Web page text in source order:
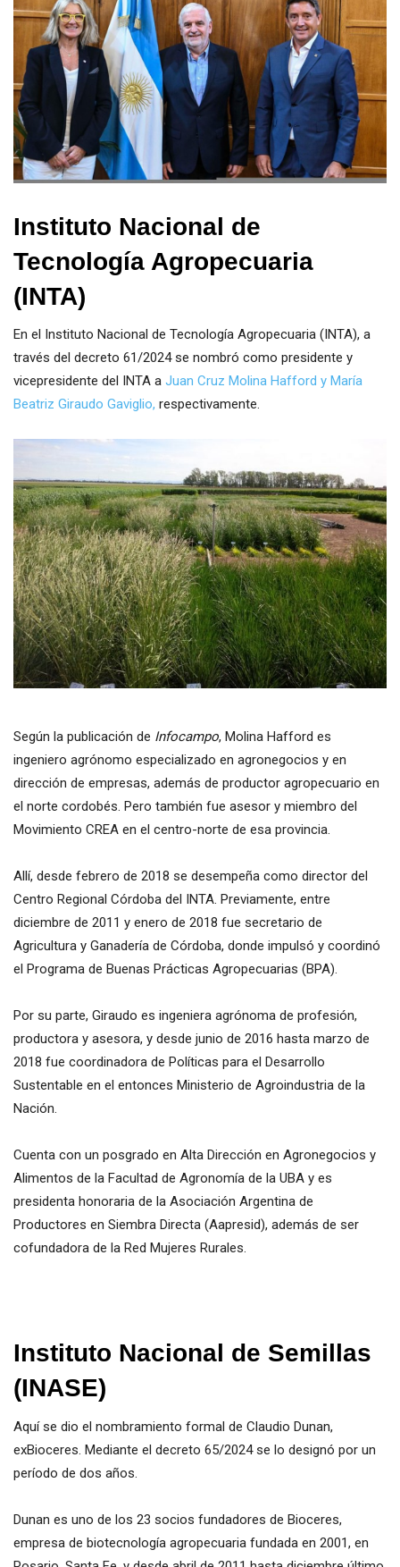
Instituto Nacional de
Tecnología Agropecuaria
(INTA)
En el Instituto Nacional de Tecnología Agropecuaria (INTA), a
través del decreto 61/2024 se nombró como presidente y
vicepresidente del INTA a Juan Cruz Molina Hafford y María
Beatriz Giraudo Gaviglio, respectivamente.
Según la publicación de Infocampo, Molina Hafford es
ingeniero agrónomo especializado en agronegocios y en
dirección de empresas, además de productor agropecuario en
el norte cordobés. Pero también fue asesor y miembro del
Movimiento CREA en el centro-norte de esa provincia.
Allí, desde febrero de 2018 se desempeña como director del
Centro Regional Córdoba del INTA. Previamente, entre
diciembre de 2011 y enero de 2018 fue secretario de
Agricultura y Ganadería de Córdoba, donde impulsó y coordinó
el Programa de Buenas Prácticas Agropecuarias (BPA).
Por su parte, Giraudo es ingeniera agrónoma de profesión,
productora y asesora, y desde junio de 2016 hasta marzo de
2018 fue coordinadora de Políticas para el Desarrollo
Sustentable en el entonces Ministerio de Agroindustria de la
Nación.
Cuenta con un posgrado en Alta Dirección en Agronegocios y
Alimentos de la Facultad de Agronomía de la UBA y es
presidenta honoraria de la Asociación Argentina de
Productores en Siembra Directa (Aapresid), además de ser
cofundadora de la Red Mujeres Rurales.
Instituto Nacional de Semillas
(INASE)
Aquí se dio el nombramiento formal de Claudio Dunan,
exBioceres. Mediante el decreto 65/2024 se lo designó por un
período de dos años.
Dunan es uno de los 23 socios fundadores de Bioceres,
empresa de biotecnología agropecuaria fundada en 2001, en